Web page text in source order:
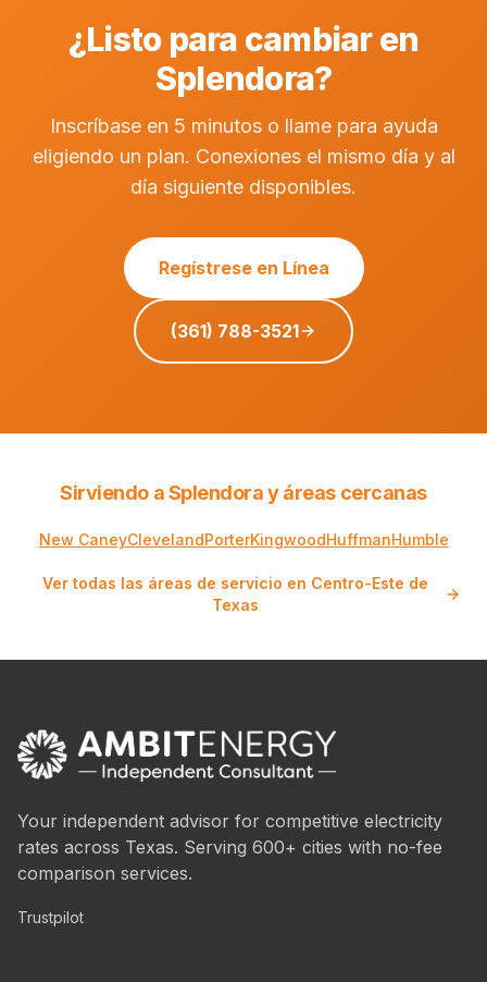
¿Listo para cambiar en
Splendora?
Inscríbase en 5 minutos o llame para ayuda
eligiendo un plan. Conexiones el mismo día y al
día siguiente disponibles.
Regístrese en Línea
(361) 788-3521
Sirviendo a Splendora y áreas cercanas
New CaneyClevelandPorterKingwoodHuffmanHumble
Ver todas las áreas de servicio en Centro-Este de
Texas
Your independent advisor for competitive electricity
rates across Texas. Serving 600+ cities with no-fee
comparison services.
Trustpilot